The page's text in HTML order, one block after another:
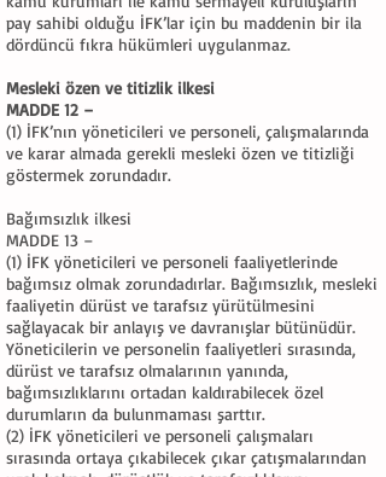
pay sahibi olduğu İFK’lar için bu maddenin bir ila
dördüncü fıkra hükümleri uygulanmaz.
Mesleki özen ve titizlik ilkesi
MADDE 12 –
(1) İFK’nın yöneticileri ve personeli, çalışmalarında
ve karar almada gerekli mesleki özen ve titizliği
göstermek zorundadır.
Bağımsızlık ilkesi
MADDE 13 –
(1) İFK yöneticileri ve personeli faaliyetlerinde
bağımsız olmak zorundadırlar. Bağımsızlık, mesleki
faaliyetin dürüst ve tarafsız yürütülmesini
sağlayacak bir anlayış ve davranışlar bütünüdür.
Yöneticilerin ve personelin faaliyetleri sırasında,
dürüst ve tarafsız olmalarının yanında,
bağımsızlıklarını ortadan kaldırabilecek özel
durumların da bulunmaması şarttır.
(2) İFK yöneticileri ve personeli çalışmaları
sırasında ortaya çıkabilecek çıkar çatışmalarından